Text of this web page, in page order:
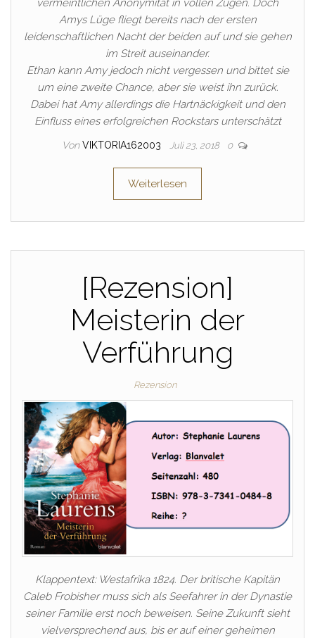
Amys Lüge fliegt bereits nach der ersten
leidenschaftlichen Nacht der beiden auf und sie gehen
im Streit auseinander.
Ethan kann Amy jedoch nicht vergessen und bittet sie
um eine zweite Chance, aber sie weist ihn zurück.
Dabei hat Amy allerdings die Hartnäckigkeit und den
Einfluss eines erfolgreichen Rockstars unterschätzt
Von VIKTORIA162003 Juli 23, 2018 0
Weiterlesen
[Rezension]
Meisterin der
Verführung
Rezension
Klappentext: Westafrika 1824. Der britische Kapitän
Caleb Frobisher muss sich als Seefahrer in der Dynastie
seiner Familie erst noch beweisen. Seine Zukunft sieht
vielversprechend aus, bis er auf einer geheimen